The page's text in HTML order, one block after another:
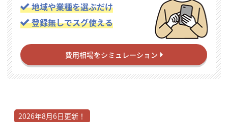
地域や業種を選ぶだけ
登録無しでスグ使える
費用相場をシミュレーション
2026年8月6日更新！